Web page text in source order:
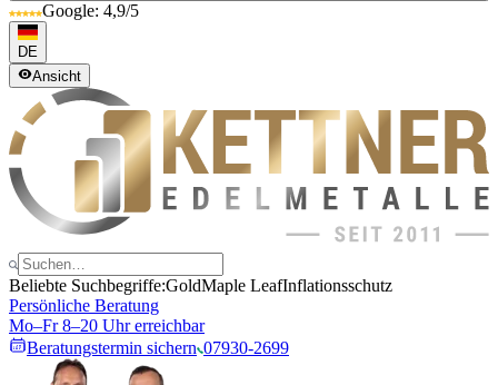
Google: 4,9/5
DE
Ansicht
Beliebte Suchbegriffe:GoldMaple LeafInflationsschutz
Persönliche Beratung
Mo–Fr 8–20 Uhr erreichbar
Beratungstermin sichern 07930-2699